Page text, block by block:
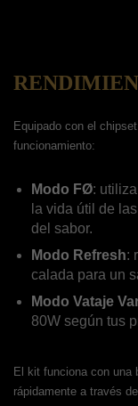
Equipado con el
funcionamiento:
Modo FØ:
la vida útil de
del sabor.
Modo Refresh:
calada para un
Modo Vataje
80W según tus
El kit funciona con una
rápidamente a través